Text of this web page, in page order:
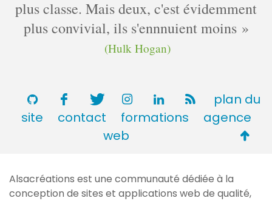
plus classe. Mais deux, c'est évidemment
plus convivial, ils s'ennnuient moins
(Hulk Hogan)
plan du
site
contact formations
agence
web
de
Alsacréations est une communauté dédiée à la
conception de sites et applications web de qualité,